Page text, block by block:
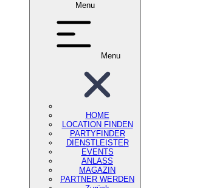
Menu
Menu
HOME
LOCATION FINDEN
PARTYFINDER
DIENSTLEISTER
EVENTS
ANLASS
MAGAZIN
PARTNER WERDEN